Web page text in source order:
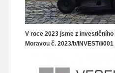
V roce 2023 jsme z
Moravou č. 2023/b/INVEST/I/